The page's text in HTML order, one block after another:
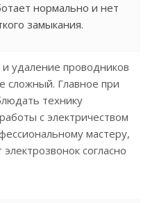
нормально и нет
замыкания.
удаление проводников
сложный. Главное при
технику
с электричеством
мастеру,
согласно